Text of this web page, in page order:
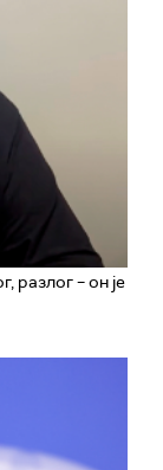
разлог – он је